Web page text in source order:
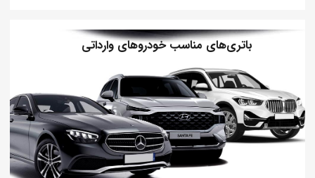
باتری‌های مناسب خودروهای وارداتی